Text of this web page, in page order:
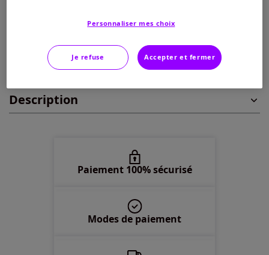
50/52 -Disponible dans 1 semaine
54/56 -En stock
Ajouter au panier
Caractéristiques
Description
Paiement 100% sécurisé
Modes de paiement
Personnaliser mes choix
Je refuse Accepter et fermer